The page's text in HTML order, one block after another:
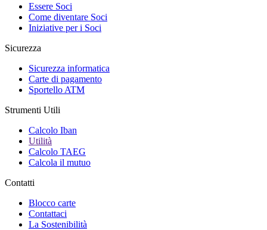
Essere Soci
Come diventare Soci
Iniziative per i Soci
Sicurezza
Sicurezza informatica
Carte di pagamento
Sportello ATM
Strumenti Utili
Calcolo Iban
Utilità
Calcolo TAEG
Calcola il mutuo
Contatti
Blocco carte
Contattaci
La Sostenibilità